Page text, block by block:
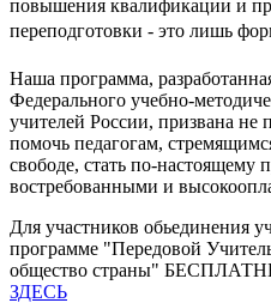
повышения квалификации и
переподготовки - это лишь
Наша программа,
Федерального учебно-
учителей России, призвана не
помочь педагогам,
свободе, стать по-настоящему
востребованными и
Для участников обьединения
программе "Передовой
общество страны"
ЗДЕСЬ